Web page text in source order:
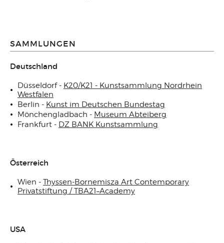
SAMMLUNGEN
Deutschland
Düsseldorf - K20/K21 - Kunstsammlung Nordrhein
Westfalen
Berlin - Kunst im Deutschen Bundestag
Mönchengladbach - Museum Abteiberg
Frankfurt - DZ BANK Kunstsammlung
Österreich
Wien - Thyssen-Bornemisza Art Contemporary
Privatstiftung / TBA21–Academy
USA